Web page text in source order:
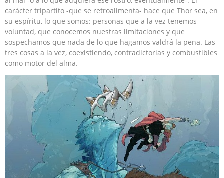
carácter tripartito -que se retroalimenta- hace que Thor sea, en
su espíritu, lo que somos: personas que a la vez tenemos
voluntad, que conocemos nuestras limitaciones y que
sospechamos que nada de lo que hagamos valdrá la pena. Las
tres cosas a la vez, coexistiendo, contradictorias y combustibles
como motor del alma.